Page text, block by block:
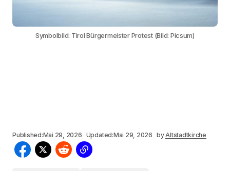
Symbolbild: Tirol Bürgermeister Protest (Bild: Picsum)
Published:Mai 29, 2026 Updated:Mai 29, 2026 byAltstadtkirche